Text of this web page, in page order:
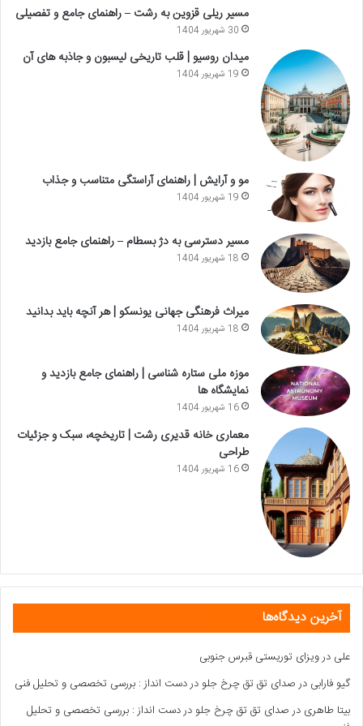
مسیر ریلی قزوین به رشت – راهنمای جامع و تفصیلی
30 شهریور 1404
میدان روسیو | قلب تاریخی لیسبون و جاذبه های آن
19 شهریور 1404
مو و آرایش | راهنمای آراستگی متناسب و جذاب
19 شهریور 1404
مسیر دسترسی به دژ بسطام – راهنمای جامع بازدید
18 شهریور 1404
میراث فرهنگی جهانی یونسکو | هر آنچه باید بدانید
18 شهریور 1404
موزه ملی ستاره شناسی | راهنمای جامع بازدید و
نمایشگاه ها
16 شهریور 1404
معماری خانه قدیری رشت | تاریخچه، سبک و جزئیات
طراحی
16 شهریور 1404
آخرین دیدگاه‌ها
علی درویزای توریستی قبرس جنوبی
گیو فارابی درصدای تق تق چرخ جلو در دست انداز : بررسی تخصصی و تحلیل فنی
بیتا طاهری درصدای تق تق چرخ جلو در دست انداز : بررسی تخصصی و تحلیل